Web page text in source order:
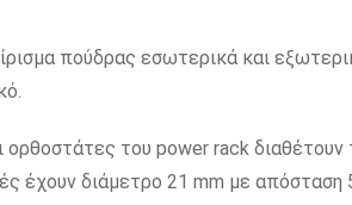
πούδρας εσωτερικά και
ορθοστάτες του power rack
έχουν διάμετρο 21 mm με